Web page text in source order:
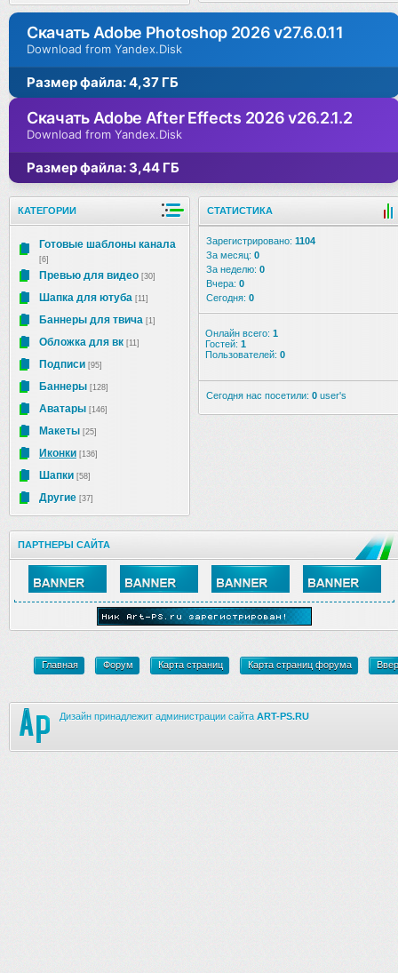
Скачать Adobe Photoshop 2026 v27.6.0.11
Download from Yandex.Disk
Размер файла: 4,37 ГБ
Скачать Adobe After Effects 2026 v26.2.1.2
Download from Yandex.Disk
Размер файла: 3,44 ГБ
КАТЕГОРИИ
Готовые шаблоны канала
[6]
Превью для видео [30]
Шапка для ютуба [11]
Баннеры для твича [1]
Обложка для вк [11]
Подписи [95]
Баннеры [128]
Аватары [146]
Макеты [25]
Иконки [136]
Шапки [58]
Другие [37]
СТАТИСТИКА
Зарегистрировано: 1104
За месяц: 0
За неделю: 0
Вчера: 0
Сегодня: 0
Онлайн всего: 1
Гостей: 1
Пользователей: 0
Сегодня нас посетили: 0 user's
ПАРТНЕРЫ САЙТА
Главная Форум Карта страниц Карта страниц форума
Дизайн принадлежит администрации сайта ART-PS.RU